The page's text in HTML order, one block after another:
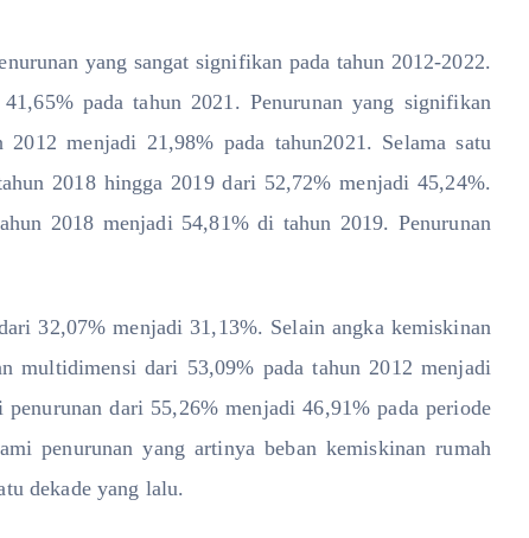
yang sangat signifikan pada tahun 2012-2022.
pada tahun 2021. Penurunan yang signifikan
menjadi 21,98% pada tahun2021. Selama satu
2018 hingga 2019 dari 52,72% menjadi 45,24%.
2018 menjadi 54,81% di tahun 2019. Penurunan
32,07% menjadi 31,13%. Selain angka kemiskinan
multidimensi dari 53,09% pada tahun 2012 menjadi
dari 55,26% menjadi 46,91% pada periode
penurunan yang artinya beban kemiskinan rumah
dekade yang lalu.